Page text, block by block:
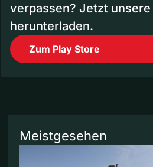
verpassen? Jetzt unsere
herunterladen.
Zum Play Store
Meistgesehen